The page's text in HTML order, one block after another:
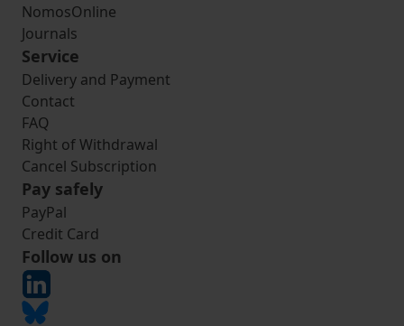
NomosOnline
Journals
Service
Delivery and Payment
Contact
FAQ
Right of Withdrawal
Cancel Subscription
Pay safely
PayPal
Credit Card
Follow us on